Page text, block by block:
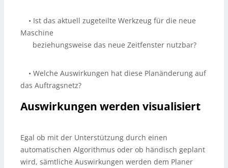
• Ist das aktuell zugeteilte Werkzeug für die neue
Maschine
beziehungsweise das neue Zeitfenster nutzbar?
• Welche Auswirkungen hat diese Planänderung auf
das Auftragsnetz?
Auswirkungen werden visualisiert
Egal ob mit der Unterstützung durch einen
automatischen Algorithmus oder ob händisch geplant
wird, sämtliche Auswirkungen werden dem Planer